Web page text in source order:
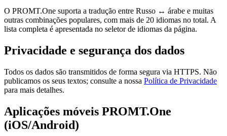
O PROMT.One suporta a tradução entre Russo ↔ árabe e muitas
outras combinações populares, com mais de 20 idiomas no total. A
lista completa é apresentada no seletor de idiomas da página.
Privacidade e segurança dos dados
Todos os dados são transmitidos de forma segura via HTTPS. Não
publicamos os seus textos; consulte a nossa Política de Privacidade
para mais detalhes.
Aplicações móveis PROMT.One
(iOS/Android)